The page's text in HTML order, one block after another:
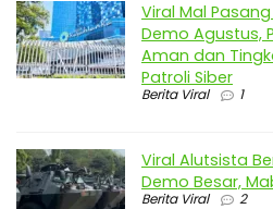
Viral Mal
Demo Agustus,
Aman dan
Patroli Siber
Berita Viral 1
Viral Alutsista
Demo Besar,
Berita Viral 2